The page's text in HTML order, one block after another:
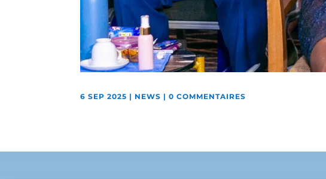
6 SEP 2025 | NEWS |0 COMMENTAIRES